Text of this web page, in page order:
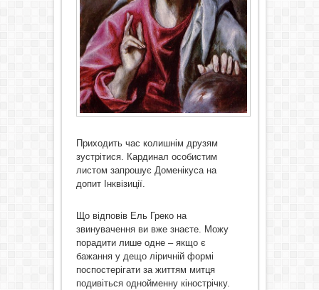
Приходить час колишнім друзям
зустрітися. Кардинал особистим
листом запрошує Доменікуса на
допит Інквізиції.
Що відповів Ель Греко на
звинувачення ви вже знаєте. Можу
порадити лише одне – якщо є
бажання у дещо ліричній формі
поспостерігати за життям митця
подивіться однойменну кінострічку.